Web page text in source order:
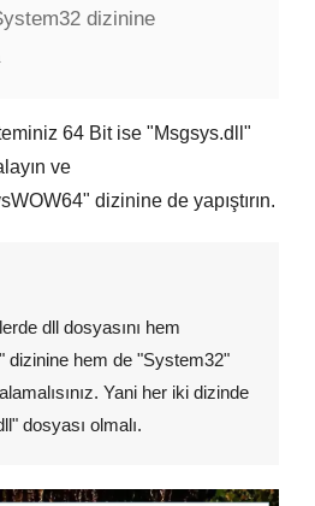
dizinine
64 Bitise "Msgsys.dll "
ve
" dizinine de yapıştırın.
dll dosyasını hem
" dizinine hem de "System32"
Yani her iki dizinde
" dosyası olmalı.